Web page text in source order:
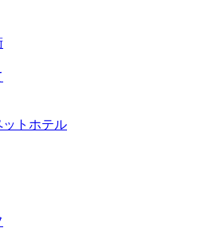
ットホテル